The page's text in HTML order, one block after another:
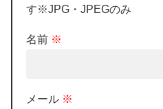
す※JPG・JPEGのみ
名前 ※
メール ※